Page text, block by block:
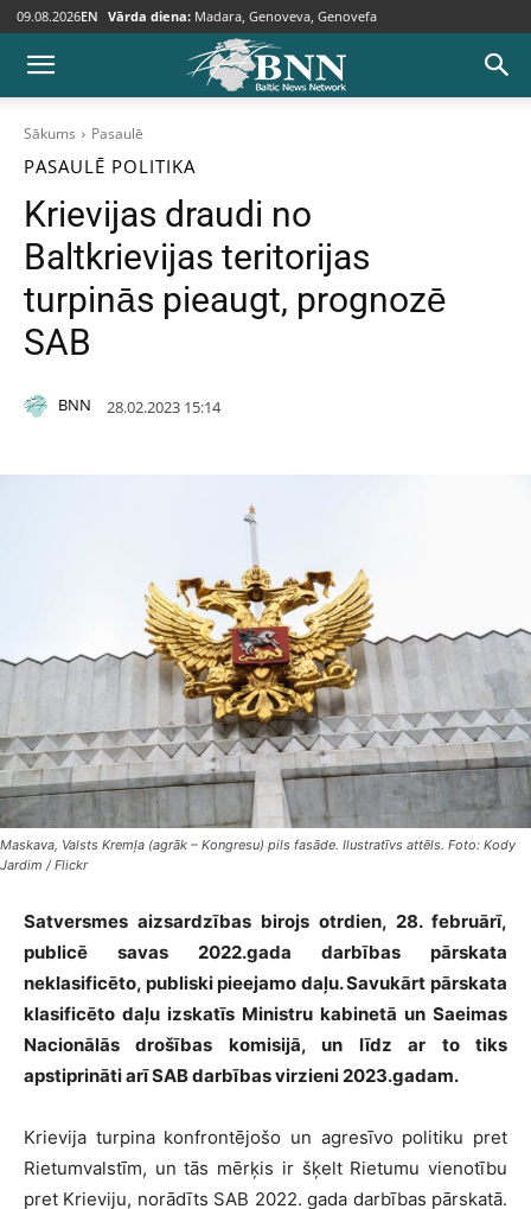
09.08.2026EN Vārda diena: Madara, Genoveva, Genovefa
Sākums Pasaulē
PASAULĒ POLITIKA
Krievijas draudi no
Baltkrievijas teritorijas
turpinās pieaugt, prognozē
SAB
BNN 28.02.2023 15:14
Maskava, Valsts Kremļa (agrāk – Kongresu) pils fasāde. Ilustratīvs attēls. Foto: Kody
Jardim / Flickr
Satversmes aizsardzības birojs otrdien, 28. februārī,
publicē savas 2022.gada darbības pārskata
neklasificēto, publiski pieejamo daļu. Savukārt pārskata
klasificēto daļu izskatīs Ministru kabinetā un Saeimas
Nacionālās drošības komisijā, un līdz ar to tiks
apstiprināti arī SAB darbības virzieni 2023.gadam.
Krievija turpina konfrontējošo un agresīvo politiku pret
Rietumvalstīm, un tās mērķis ir šķelt Rietumu vienotību
pret Krieviju, norādīts SAB 2022. gada darbības pārskatā.